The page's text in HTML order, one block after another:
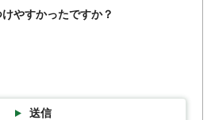
やすかったですか？
送信